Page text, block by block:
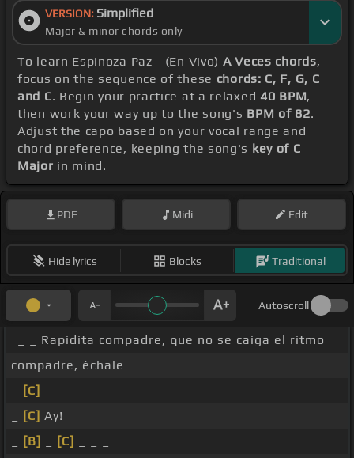
VERSION: Simplified
Major & minor chords only
To learn Espinoza Paz - (En Vivo) A Veces chords,
focus on the sequence of these chords: C, F, G, C
and C. Begin your practice at a relaxed 40 BPM,
then work your way up to the song's BPM of 82.
Adjust the capo based on your vocal range and
chord preference, keeping the song's key of C
Major in mind.
PDF Midi Edit
Hide lyrics Blocks Traditional
Autoscroll
_ _ Rapidita compadre, que no se caiga el ritmo
compadre, échale
[C]
[C] Ay!
[B] [C]